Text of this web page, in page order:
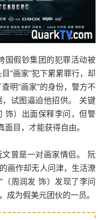
国假钞集团的犯罪活动被
“画家”犯下累累罪行，却
明“画家”的身份，警方不
试图逼迫他招供。 关键
饰）出面保释李问，但警
目，才能获得自由。
曾是一对画家情侣。 阮
画作却无人问津，生活潦
周润发 饰）发现了李问
成为假美元团伙的一员。